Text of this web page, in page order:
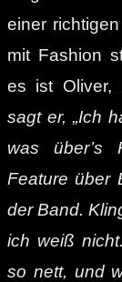
einer
mit Fashion
es ist Oliver,
sagt er, „Ich
was über’s
Feature über
der Band.
ich weiß
so nett, und